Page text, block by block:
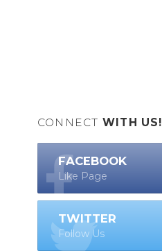
CONNECT WITH US!
FACEBOOK
Like Page
TWITTER
Follow Us